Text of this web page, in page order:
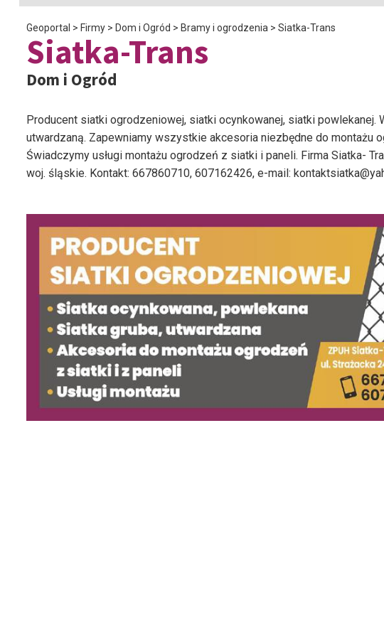
Geoportal > Firmy > Dom i Ogród > Bramy i ogrodzenia > Siatka-Trans
Siatka-Trans
Dom i Ogród
Producent siatki ogrodzeniowej, siatki ocynkowanej, siatki powlekanej.
utwardzaną. Zapewniamy wszystkie akcesoria niezbędne do montażu
Świadczymy usługi montażu ogrodzeń z siatki i paneli. Firma Siatka-
woj. śląskie. Kontakt: 667860710, 607162426, e-mail: